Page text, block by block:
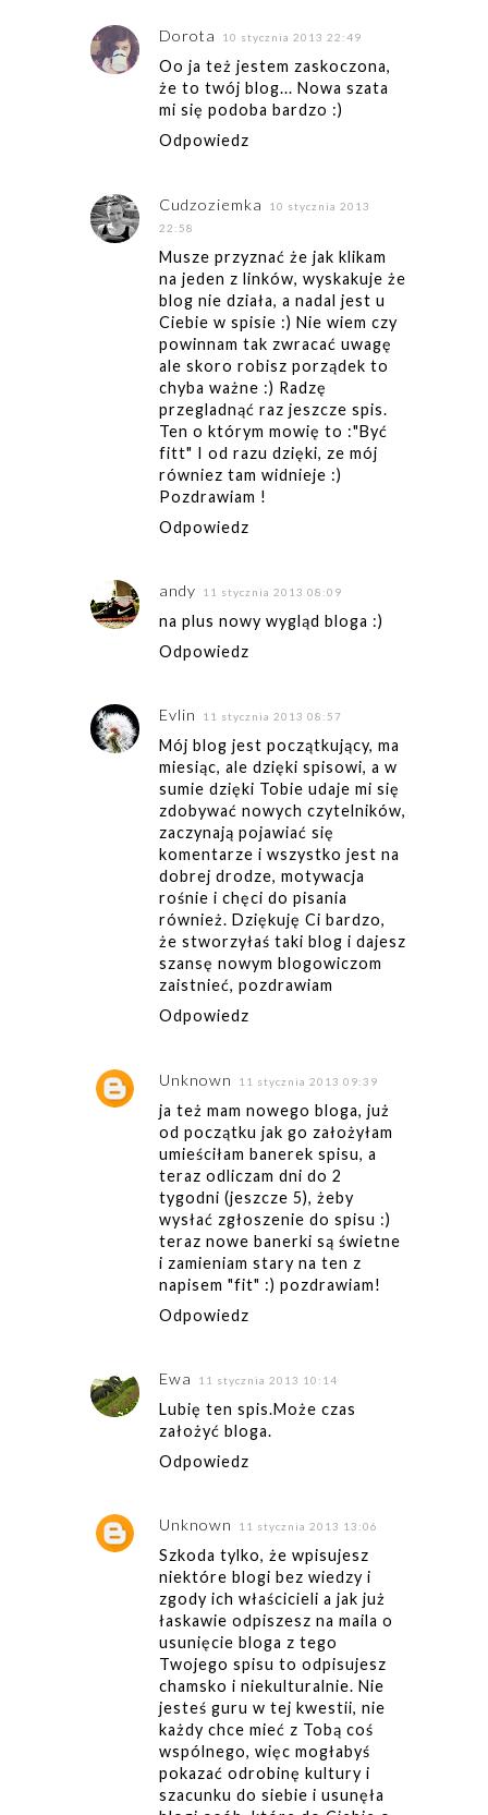
Dorota 10 stycznia 2013 22:49
Oo ja też jestem zaskoczona,
że to twój blog... Nowa szata
mi się podoba bardzo :)
Odpowiedz
Cudzoziemka
10 stycznia 2013
22:58
Musze przyznać że jak klikam
na jeden z linków, wyskakuje że
blog nie działa, a nadal jest u
Ciebie w spisie :) Nie wiem czy
powinnam tak zwracać uwagę
ale skoro robisz porządek to
chyba ważne :) Radzę
przegladnąć raz jeszcze spis.
Ten o którym mowię to :"Być
fitt" I od razu dzięki, ze mój
równiez tam widnieje :)
Pozdrawiam !
Odpowiedz
andy 11 stycznia 2013 08:09
na plus nowy wygląd bloga :)
Odpowiedz
Evlin 11 stycznia 2013 08:57
Mój blog jest początkujący, ma
miesiąc, ale dzięki spisowi, a w
sumie dzięki Tobie udaje mi się
zdobywać nowych czytelników,
zaczynają pojawiać się
komentarze i wszystko jest na
dobrej drodze, motywacja
rośnie i chęci do pisania
również. Dziękuję Ci bardzo,
że stworzyłaś taki blog i dajesz
szansę nowym blogowiczom
zaistnieć, pozdrawiam
Odpowiedz
Unknown 11 stycznia 2013 09:39
ja też mam nowego bloga, już
od początku jak go założyłam
umieściłam banerek spisu, a
teraz odliczam dni do 2
tygodni (jeszcze 5), żeby
wysłać zgłoszenie do spisu :)
teraz nowe banerki są świetne
i zamieniam stary na ten z
napisem "fit" :) pozdrawiam!
Odpowiedz
Ewa 11 stycznia 2013 10:14
Lubię ten spis.Może czas
założyć bloga.
Odpowiedz
Unknown 11 stycznia 2013 13:06
Szkoda tylko, że wpisujesz
niektóre blogi bez wiedzy i
zgody ich właścicieli a jak już
łaskawie odpiszesz na maila o
usunięcie bloga z tego
Twojego spisu to odpisujesz
chamsko i niekulturalnie. Nie
jesteś guru w tej kwestii, nie
każdy chce mieć z Tobą coś
wspólnego, więc mogłabyś
pokazać odrobinę kultury i
szacunku do siebie i usunęła